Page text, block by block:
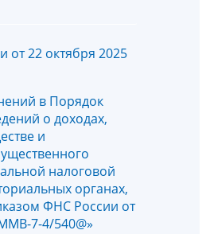
от 22 октября 2025
в Порядок
о доходах,
и
налоговой
органах,
ФНС России от
7-4/540@»